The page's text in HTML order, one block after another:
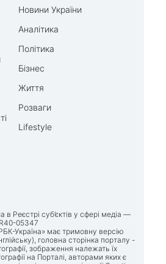
Новини України
Аналітика
Політика
Бізнес
Життя
Розваги
Lifestyle
в Реєстрі суб’єктів у сфері медіа —
R40-05347
Україна» має тримовну версію
головна сторінка порталу -
зображення належать їх
на Порталі, авторами яких є